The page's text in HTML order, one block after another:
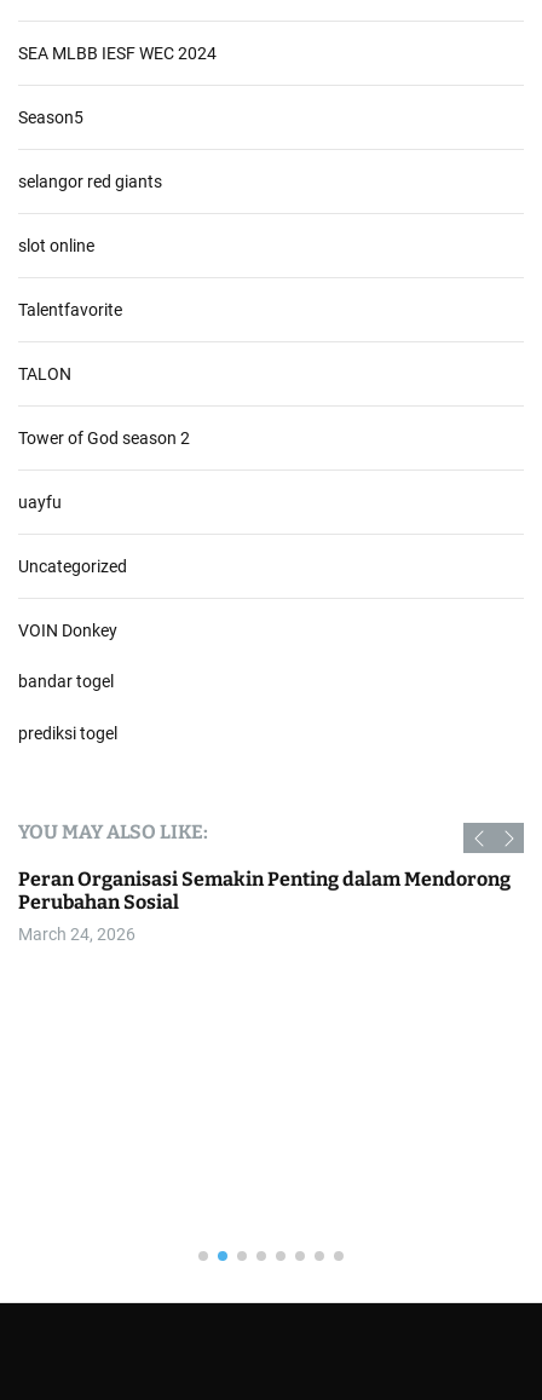
SEA MLBB IESF WEC 2024
Season5
selangor red giants
slot online
Talentfavorite
TALON
Tower of God season 2
uayfu
Uncategorized
VOIN Donkey
bandar togel
prediksi togel
YOU MAY ALSO LIKE:
Peran Organisasi Semakin Penting dalam Mendorong
Perubahan Sosial
March 24, 2026